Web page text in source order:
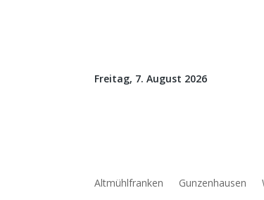
Freitag, 7. August 2026
Altmühlfranken Gunzenhausen